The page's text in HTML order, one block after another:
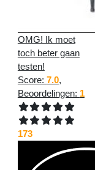
OMG! Ik moet
toch beter gaan
testen!
Score: 7.0,
Beoordelingen: 1
173